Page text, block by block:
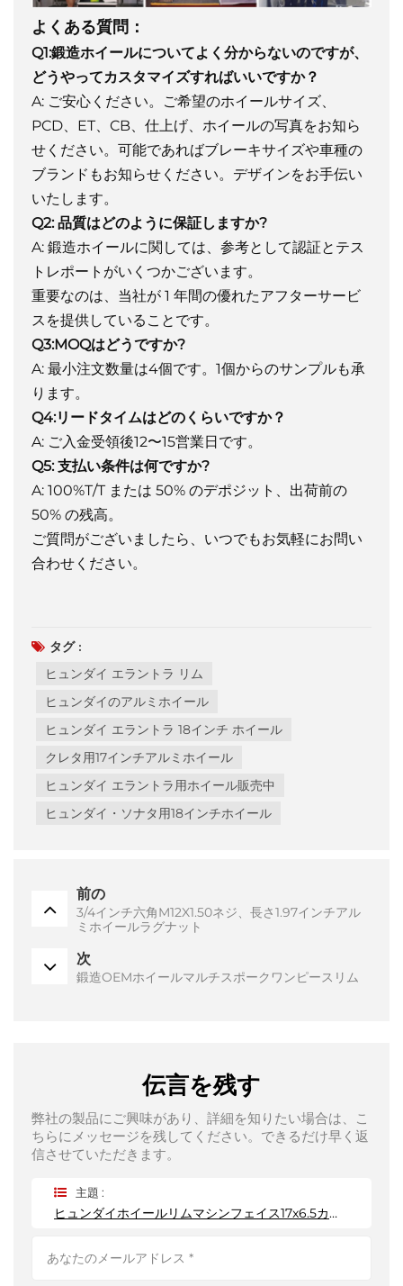
よくある質問：
Q1:鍛造ホイールについてよく分からないのですが、
どうやってカスタマイズすればいいですか？
A: ご安心ください。ご希望のホイールサイズ、
PCD、ET、CB、仕上げ、ホイールの写真をお知ら
せください。可能であればブレーキサイズや車種の
ブランドもお知らせください。デザインをお手伝い
いたします。
Q2: 品質はどのように保証しますか?
A: 鍛造ホイールに関しては、参考として認証とテス
トレポートがいくつかございます。
重要なのは、当社が 1 年間の優れたアフターサービ
スを提供していることです。
Q3:MOQはどうですか?
A: 最小注文数量は4個です。1個からのサンプルも承
ります。
Q4:リードタイムはどのくらいですか？
A: ご入金受領後12〜15営業日です。
Q5: 支払い条件は何ですか?
A: 100%T/T または 50% のデポジット、出荷前の
50% の残高。
ご質問がございましたら、いつでもお気軽にお問い
合わせください。
タグ :
ヒュンダイ エラントラ リム
ヒュンダイのアルミホイール
ヒュンダイ エラントラ 18インチ ホイール
クレタ用17インチアルミホイール
ヒュンダイ エラントラ用ホイール販売中
ヒュンダイ・ソナタ用18インチホイール
前の
3/4インチ六角M12X1.50ネジ、長さ1.97インチアル
ミホイールラグナット
次
鍛造OEMホイールマルチスポークワンピースリム
伝言を残す
弊社の製品にご興味があり、詳細を知りたい場合は、こ
ちらにメッセージを残してください。できるだけ早く返
信させていただきます。
主題 :
ヒュンダイホイールリムマシンフェイス17x6.5カスタマイズ鍛造ホイール